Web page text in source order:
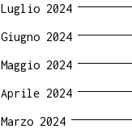
Luglio 2024
Giugno 2024
Maggio 2024
Aprile 2024
Marzo 2024